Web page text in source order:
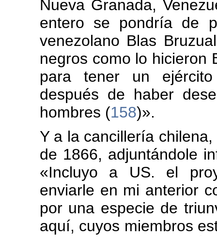
Nueva Granada,
entero se pondría de
venezolano Blas
negros como lo hicieron
para tener un
después de haber
hombres (158)».
Y a la cancillería
de 1866, adjuntándole
«Incluyo a US. el
enviarle en mi anterior
por una especie de
aquí, cuyos miembros